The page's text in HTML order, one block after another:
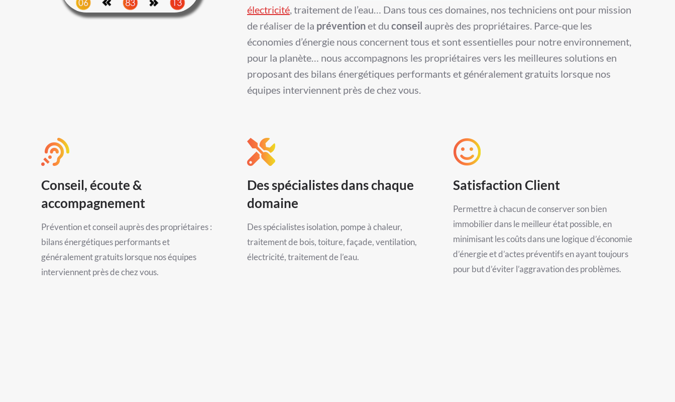
électricité, traitement de l’eau… Dans tous ces domaines, nos techniciens ont pour mission
de réaliser de la préventionet du conseil auprès des propriétaires. Parce-que les
économies d’énergie nous concernent tous et sont essentielles pour notre environnement,
pour la planète… nous accompagnons les propriétaires vers les meilleures solutions en
proposant des bilans énergétiques performants et généralement gratuits lorsque nos
équipes interviennent près de chez vous.
Conseil, écoute &
accompagnement
Prévention et conseil auprès des propriétaires :
bilans énergétiques performants et
généralement gratuits lorsque nos équipes
interviennent près de chez vous.
Des spécialistes dans chaque
domaine
Des spécialistes isolation, pompe à chaleur,
traitement de bois, toiture, façade, ventilation,
électricité, traitement de l’eau.
Satisfaction Client
Permettre à chacun de conserver son bien
immobilier dans le meilleur état possible, en
minimisant les coûts dans une logique d’économie
d’énergie et d’actes préventifs en ayant toujours
pour but d’éviter l’aggravation des problèmes.